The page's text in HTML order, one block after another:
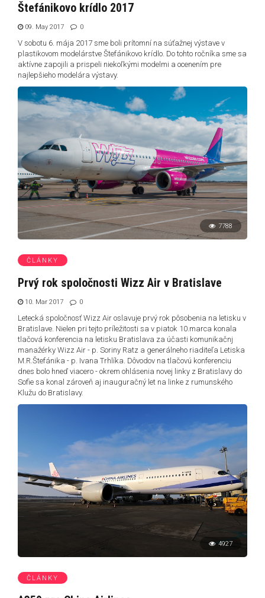
Štefánikovo krídlo 2017
09. May 2017 0
V sobotu 6. mája 2017 sme boli prítomní na súťažnej výstave v
plastikovom modelárstve Štefánikovo krídlo. Do tohto ročníka sme sa
aktívne zapojili a prispeli niekoľkými modelmi a ocenením pre
najlepšieho modelára výstavy.
7788
ČLÁNKY
Prvý rok spoločnosti Wizz Air v Bratislave
10. Mar 2017 0
Letecká spoločnosť Wizz Air oslavuje prvý rok pôsobenia na letisku v
Bratislave. Nielen pri tejto príležitosti sa v piatok 10.marca konala
tlačová konferencia na letisku Bratislava za účasti komunikačnj
manažérky Wizz Air - p. Soriny Ratz a generálneho riaditeľa Letiska
M.R.Štefánika - p. Ivana Trhlíka. Dôvodov na tlačovú konferenciu
dnes bolo hneď viacero - okrem ohlásenia novej linky z Bratislavy do
Sofie sa konal zároveň aj inauguračný let na linke z rumunského
Klužu do Bratislavy.
4927
ČLÁNKY